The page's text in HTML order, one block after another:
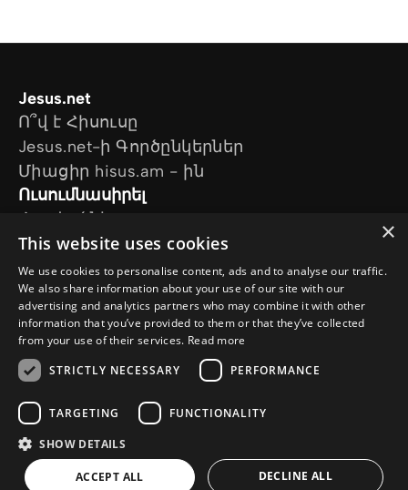
Jesus.net
Ո՞վ է Հիսուսը
Jesus.net-ի Գործընկերներ
Միացիր hisus.am - ին
Ուսումնասիրել
Հոդվածներ
Տեսանյութեր
Մեր նախագծերը
Ես հարց ունեմ
Հետևեք մեզ
© Copyright 2026 Hisus.am
Գաղտնիության քաղաքականություն
Քուքիների քաղաքականություն
WebNLsite
×
This website uses cookies
We use cookies to personalise content, ads and to analyse our traffic.
We also share information about your use of our site with our
advertising and analytics partners who may combine it with other
information that you’ve provided to them or that they’ve collected
from your use of their services. Read more
STRICTLY NECESSARY
PERFORMANCE
TARGETING FUNCTIONALITY
SHOW DETAILS
ACCEPT ALL DECLINE ALL